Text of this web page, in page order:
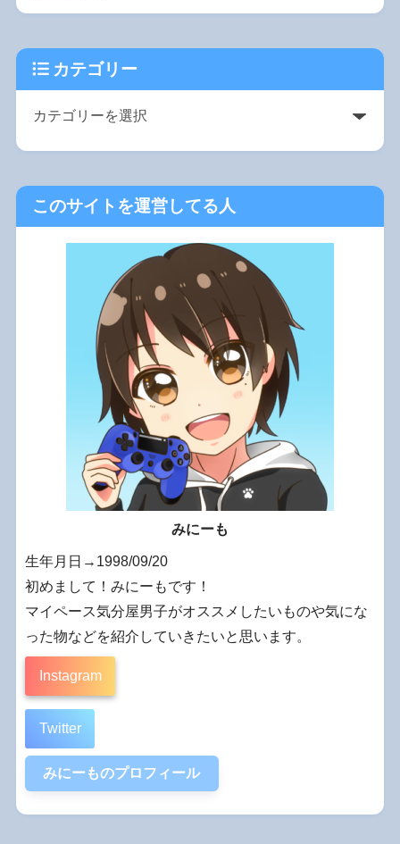
カテゴリー
このサイトを運営してる人
みにーも
生年月日→1998/09/20
初めまして！みにーもです！
マイペース気分屋男子がオススメしたいものや気にな
った物などを紹介していきたいと思います。
Instagram
Twitter
みにーものプロフィール